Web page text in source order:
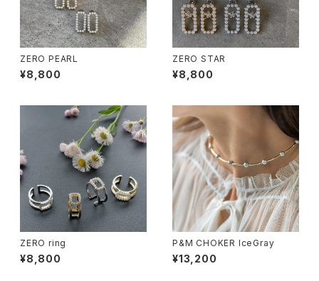
ZERO PEARL
¥8,800
ZERO STAR
¥8,800
ZERO ring
¥8,800
P&M CHOKER IceGray
¥13,200